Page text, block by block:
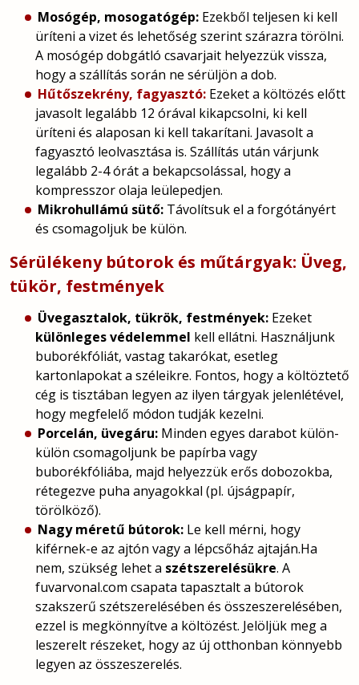
Mosógép, mosogatógép: Ezekből teljesen ki kell
üríteni a vizet és lehetőség szerint szárazra törölni.
A mosógép dobgátló csavarjait helyezzük vissza,
hogy a szállítás során ne sérüljön a dob.
Hűtőszekrény, fagyasztó: Ezeket a költözés előtt
javasolt legalább 12 órával kikapcsolni, ki kell
üríteni és alaposan ki kell takarítani. Javasolt a
fagyasztó leolvasztása is. Szállítás után várjunk
legalább 2-4 órát a bekapcsolással, hogy a
kompresszor olaja leülepedjen.
Mikrohullámú sütő: Távolítsuk el a forgótányért
és csomagoljuk be külön.
Sérülékeny bútorok és műtárgyak: Üveg,
tükör, festmények
Üvegasztalok, tükrök, festmények: Ezeket
különleges védelemmel kell ellátni. Használjunk
buborékfóliát, vastag takarókat, esetleg
kartonlapokat a széleikre. Fontos, hogy a költöztető
cég is tisztában legyen az ilyen tárgyak jelenlétével,
hogy megfelelő módon tudják kezelni.
Porcelán, üvegáru: Minden egyes darabot külön-
külön csomagoljunk be papírba vagy
buborékfóliába, majd helyezzük erős dobozokba,
rétegezve puha anyagokkal (pl. újságpapír,
törölköző).
Nagy méretű bútorok: Le kell mérni, hogy
kiférnek-e az ajtón vagy a lépcsőház ajtaján.Ha
nem, szükség lehet a szétszerelésükre. A
fuvarvonal.com csapata tapasztalt a bútorok
szakszerű szétszerelésében és összeszerelésében,
ezzel is megkönnyítve a költözést. Jelöljük meg a
leszerelt részeket, hogy az új otthonban könnyebb
legyen az összeszerelés.